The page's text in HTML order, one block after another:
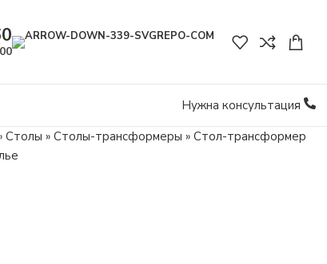
Нужна консультация
Столы » Столы-трансформеры » Стол-трансформер